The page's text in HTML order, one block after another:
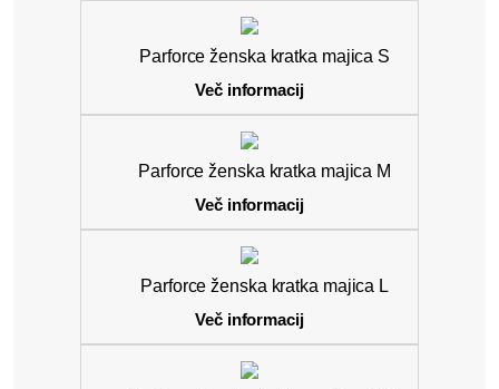
Parforce ženska kratka majica S
Več informacij
Parforce ženska kratka majica M
Več informacij
Parforce ženska kratka majica L
Več informacij